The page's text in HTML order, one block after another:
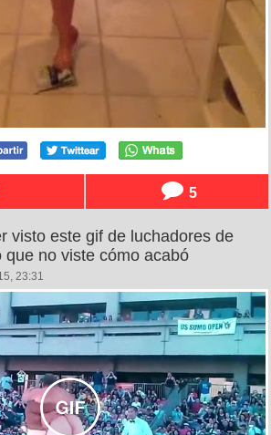
5
visto este gif de luchadores de
que no viste cómo acabó
23:31